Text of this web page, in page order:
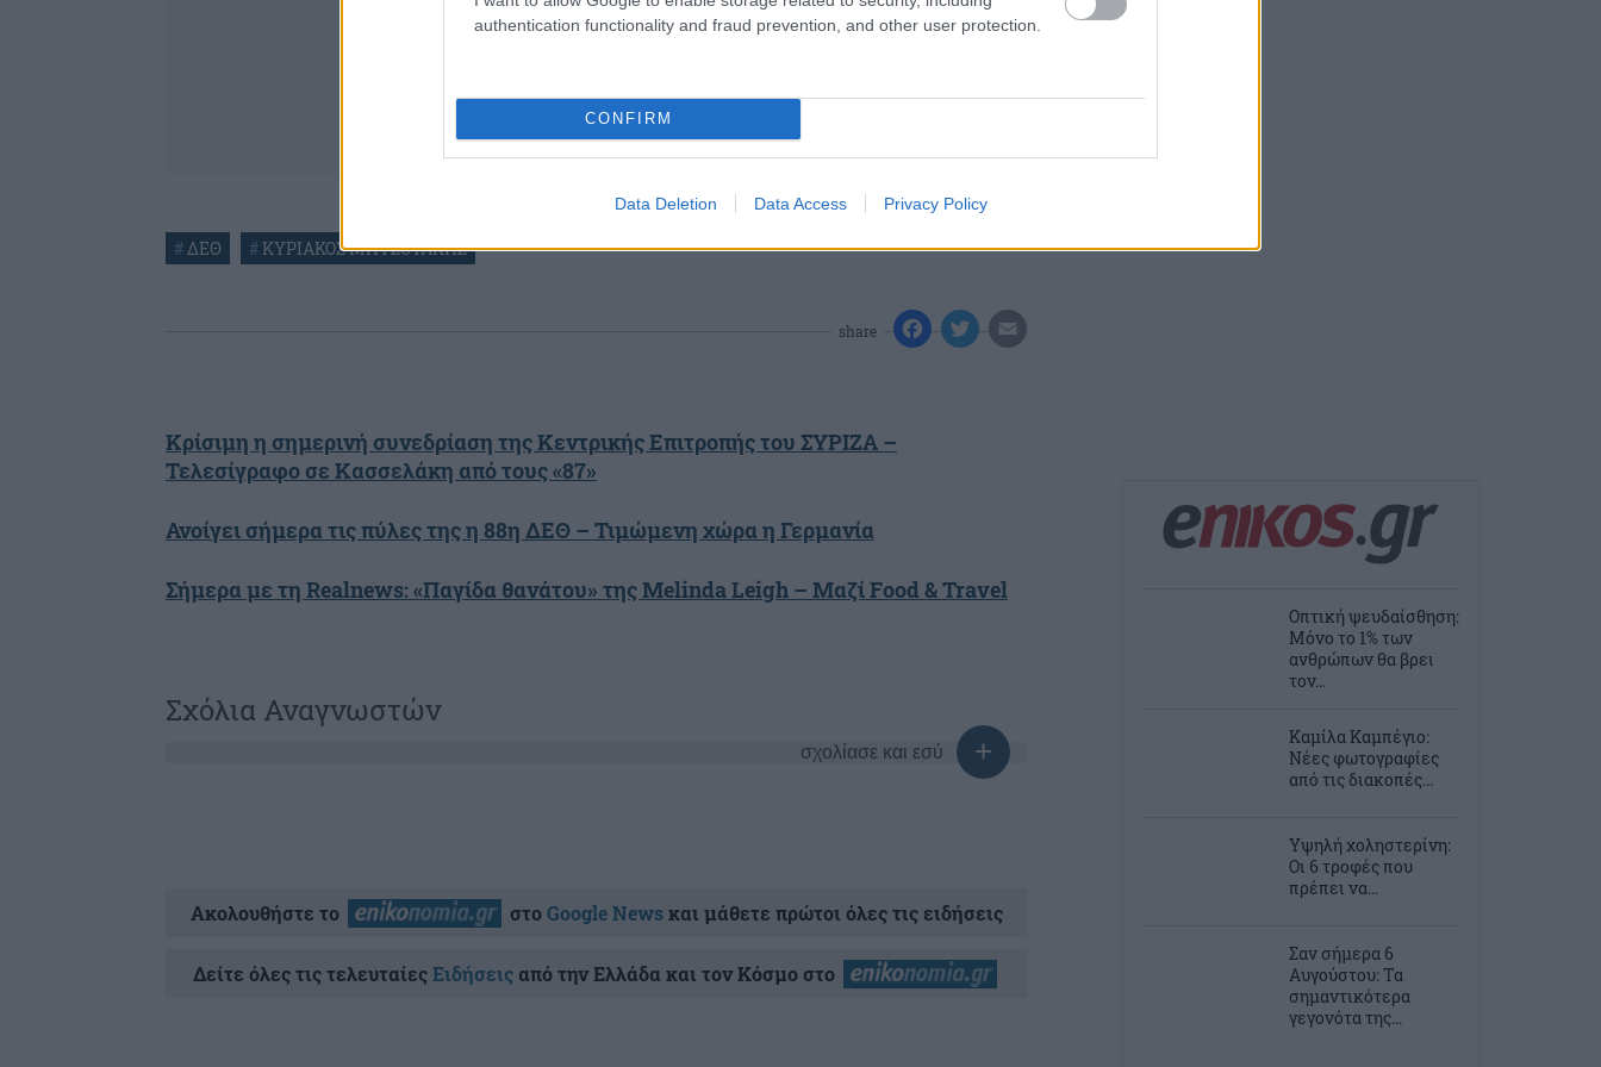
authentication functionality and fraud prevention, and other user protection.
CONFIRM
Data Deletion Data Access Privacy Policy
# ΔΕΘ #ΚΥΡΙΑΚΟΣ ΜΗΤΣΟΤΑΚΗΣ
share
Κρίσιμη η σημερινή συνεδρίαση της Κεντρικής Επιτροπής του ΣΥΡΙΖΑ –
Τελεσίγραφο σε Κασσελάκη από τους «87»
Ανοίγει σήμερα τις πύλες της η 88η ΔΕΘ – Τιμώμενη χώρα η Γερμανία
Σήμερα με τη Realnews: «Παγίδα θανάτου» της Melinda Leigh – Μαζί Food & Travel
Σχόλια Αναγνωστών
σχολίασε και εσύ
Ακολουθήστε το στοGoogle Newsκαι μάθετε πρώτοι όλες τις ειδήσεις
Δείτε όλες τις τελευταίεςΕιδήσειςαπό την Ελλάδα και τον Κόσμο στο
Οπτική ψευδαίσθηση:
Μόνο το 1% των
ανθρώπων θα βρει
τον...
Καμίλα Καμπέγιο:
Νέες φωτογραφίες
από τις διακοπές...
Υψηλή χοληστερίνη:
Οι 6 τροφές που
πρέπει να...
Σαν σήμερα 6
Αυγούστου: Τα
σημαντικότερα
γεγονότα της...